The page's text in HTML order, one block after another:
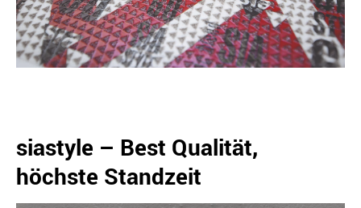
siastyle – Best Qualität,
höchste Standzeit